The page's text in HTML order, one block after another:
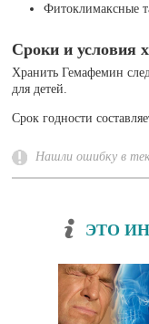
Фитоклимаксные
Сроки и условия
Хранить Гемафемин
для детей.
Срок годности
Нашли ошибку в
ЭТО